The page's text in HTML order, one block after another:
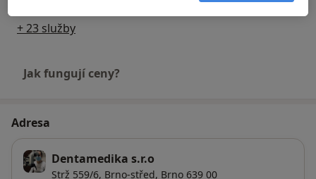
+ 23 služby
Jak fungují ceny?
Adresa
Dentamedika s.r.o
Strž 559/6, Brno-střed, Brno 639 00